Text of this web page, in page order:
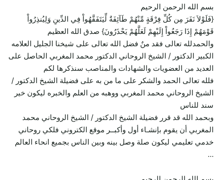
بسم الله الرحمن الرحيم
{فَلَوْلاَ نَفَرَ مِن كُلِّ فِرْقَةٍ مِّنْهُمْ طَآئِفَةٌ لِّيَتَفَقَّهُواْ فِي الدِّينِ وَلِيُنذِرُواْ
قَوْمَهُمْ إِذَا رَجَعُواْ إِلَيْهِمْ لَعَلَّهُمْ يَحْذَرُونَ} صدق الله العظيم
والحمدلله تعالى فقد منٌ فضل الله تعالى على شيخنا الجليل العلامه
الكبير الدكتور / الشيخ الروحاني الدكتور محمد المغربي الحاصل على
العديد من العضويات والشهادات والمناصب سنذكرها لكم
فلله تعالى الحمد والشكر على ما من به على فضيلة الشيخ الدكتور /
الشيخ الروحاني محمد المغربي ووهبه من العلم والخبره ليكون خير
سند للناس
وبحمد الله قد قرر فضيلة الشيخ الدكتور / الشيخ الروحاني محمد
المغربي أن يقوم بإنشـاء أول وأكبــر موقع الكتروني فلكي روحاني
خدمي تعليمي ليكون صلة وصل بينه وبين الناس بجميع انحاء العالم
…